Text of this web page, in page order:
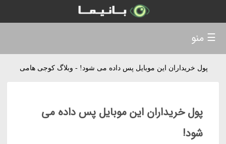
پول خریداران این موبایل پس داده می شود! - وبلاگ کوجی هامی
پول خریداران این موبایل پس داده می
شود!
☰ منو